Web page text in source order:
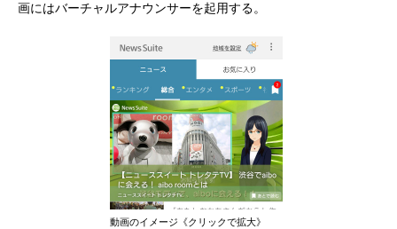
画にはバーチャルアナウンサーを起用する。
動画のイメージ《クリックで拡大》